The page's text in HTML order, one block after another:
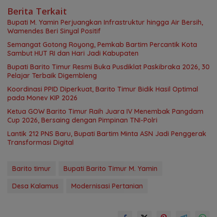
Berita Terkait
Bupati M. Yamin Perjuangkan Infrastruktur hingga Air Bersih,
Wamendes Beri Sinyal Positif
Semangat Gotong Royong, Pemkab Bartim Percantik Kota
Sambut HUT RI dan Hari Jadi Kabupaten
Bupati Barito Timur Resmi Buka Pusdiklat Paskibraka 2026, 30
Pelajar Terbaik Digembleng
Koordinasi PPID Diperkuat, Barito Timur Bidik Hasil Optimal
pada Monev KIP 2026
Ketua GOW Barito Timur Raih Juara IV Menembak Pangdam
Cup 2026, Bersaing dengan Pimpinan TNI-Polri
Lantik 212 PNS Baru, Bupati Bartim Minta ASN Jadi Penggerak
Transformasi Digital
Barito timur
Bupati Barito Timur M. Yamin
Desa Kalamus
Modernisasi Pertanian